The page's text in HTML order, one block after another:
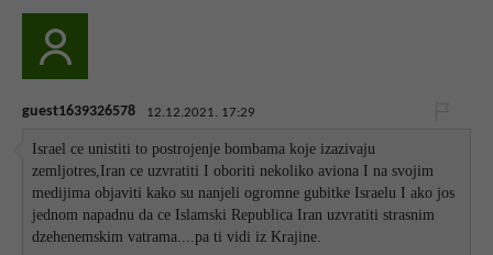
guest1639326578 12.12.2021. 17:29
Israel ce unistiti to postrojenje bombama koje izazivaju
zemljotres,Iran ce uzvratiti I oboriti nekoliko aviona I na svojim
medijima objaviti kako su nanjeli ogromne gubitke Israelu I ako jos
jednom napadnu da ce Islamski Republica Iran uzvratiti strasnim
dzehenemskim vatrama....pa ti vidi iz Krajine.